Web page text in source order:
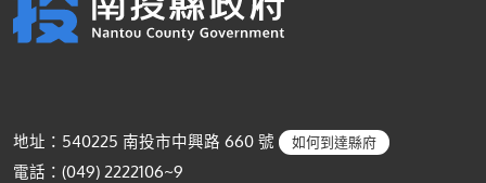
地址：540225 南投市中興路 660 號 如何到達縣府
電話：(049) 2222106~9